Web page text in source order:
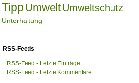
Tipp UmweltUmweltschutz
Unterhaltung
RSS-Feeds
RSS-Feed - Letzte Einträge
RSS-Feed - Letzte Kommentare